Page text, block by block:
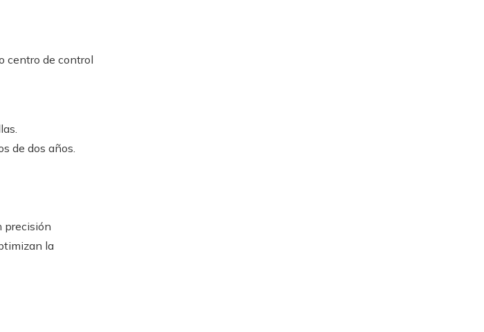
centro de control
de dos años.
precisión
la